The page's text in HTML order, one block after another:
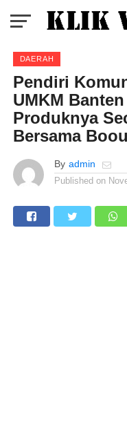
DAERAH
Pendiri
UMKM
Produknya
Bersama
By admin
Published on